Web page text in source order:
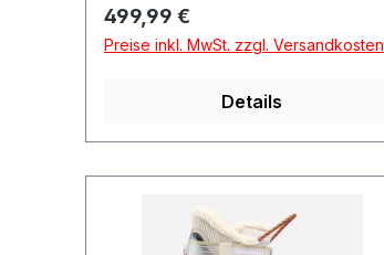
Regulärer Preis:
499,99 €
Preise inkl. MwSt. zzgl. Versandkosten
Details